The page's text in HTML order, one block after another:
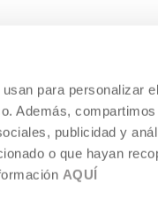
para personalizar
Además,
publicidad y
o que hayan
AQUÍ